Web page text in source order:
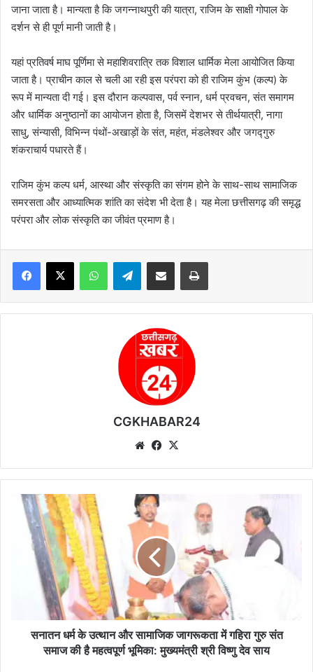
जाना जाता है। मान्यता है कि जगन्नाथपुरी की यात्रा, राजिम के साक्षी गोपाल के
दर्शन से ही पूर्ण मानी जाती है।
यहां प्रतिवर्ष माघ पूर्णिमा से महाशिवरात्रि तक विशाल धार्मिक मेला आयोजित किया
जाता है। प्राचीन काल से चली आ रही इस परंपरा को ही राजिम कुंभ (कल्प) के
रूप में मान्यता दी गई। इस दौरान कल्पवास, पर्व स्नान, धर्म प्रवचन, संत समागम
और धार्मिक अनुष्ठानों का आयोजन होता है, जिसमें देशभर से तीर्थयात्री, नागा
साधु, संन्यासी, विभिन्न पंथों-अखाड़ों के संत, महंत, मंडलेश्वर और जगद्गुरु
शंकराचार्य पधारते हैं।
राजिम कुंभ कल्प धर्म, आस्था और संस्कृति का संगम होने के साथ-साथ सामाजिक
समरसता और आध्यात्मिक शांति का संदेश भी देता है। यह मेला छत्तीसगढ़ की समृद्ध
परंपरा और लोक संस्कृति का जीवंत प्रमाण है।
Telegram
CGKHABAR24
We
te
Fa
bo
सनातन धर्म के उत्थान और सामाजिक जागरूकता में गहिरा गुरु संत
समाज की है महत्वपूर्ण भूमिका: मुख्यमंत्री श्री विष्णु देव साय